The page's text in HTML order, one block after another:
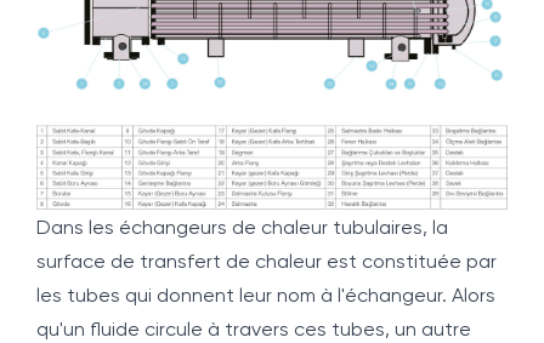
Dans les échangeurs de chaleur tubulaires, la
surface de transfert de chaleur est constituée par
les tubes qui donnent leur nom à l'échangeur. Alors
qu'un fluide circule à travers ces tubes, un autre